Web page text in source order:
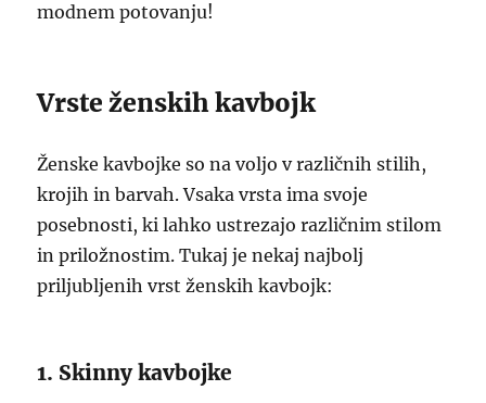
modnem potovanju!
Vrste ženskih kavbojk
Ženske kavbojke so na voljo v različnih stilih,
krojih in barvah. Vsaka vrsta ima svoje
posebnosti, ki lahko ustrezajo različnim stilom
in priložnostim. Tukaj je nekaj najbolj
priljubljenih vrst ženskih kavbojk:
1. Skinny kavbojke